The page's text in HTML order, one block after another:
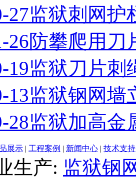
27监狱刺网护
26防攀爬用刀
19监狱刀片刺
13监狱钢网墙
28监狱加高金
展示 | 工程案例 | 新闻中心 | 技术支持
生产: 监狱钢